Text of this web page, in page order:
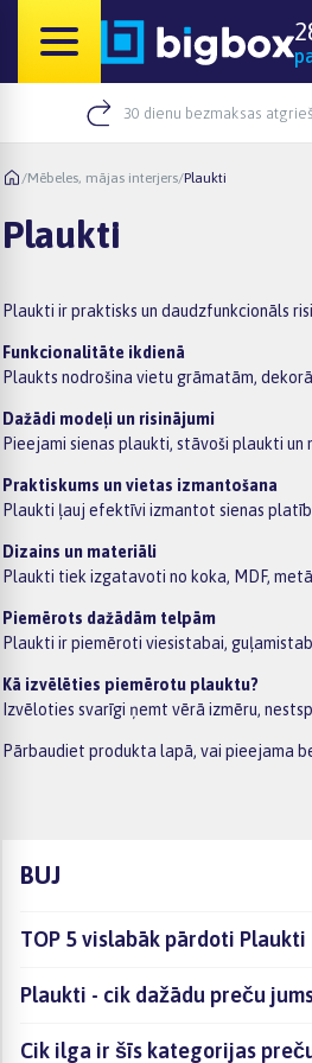
30 dienu bezmaksas
/Mēbeles, mājas interjers/Plaukti
Plaukti
Plaukti ir praktisks un daudzfunkcionāls
Funkcionalitāte ikdienā
Plaukts nodrošina vietu grāmatām,
Dažādi modeļi un risinājumi
Pieejami sienas plaukti, stāvoši plaukti
Praktiskums un vietas izmantošana
Plaukti ļauj efektīvi izmantot sienas
Dizains un materiāli
Plaukti tiek izgatavoti no koka, MDF,
Piemērots dažādām telpām
Plaukti ir piemēroti viesistabai,
Kā izvēlēties piemērotu plauktu?
Izvēloties svarīgi ņemt vērā izmēru,
Pārbaudiet produkta lapā, vai pieejama
BUJ
TOP 5 vislabāk pārdoti Plaukti
Plaukti - cik dažādu preču
Cik ilga ir šīs kategorijas